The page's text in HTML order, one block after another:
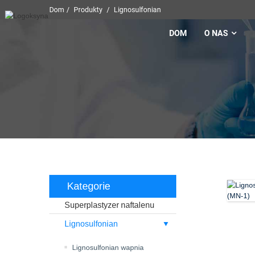
DOM O NAS
Dom Produkty Lignosulfonian
Kategorie
Superplastyzer naftalenu
Lignosulfonian
Lignosulfonian wapnia